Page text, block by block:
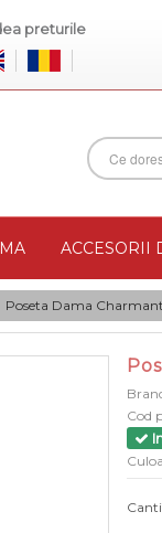
preturile
ACCESORII
Poseta Dama Charmant
Cod